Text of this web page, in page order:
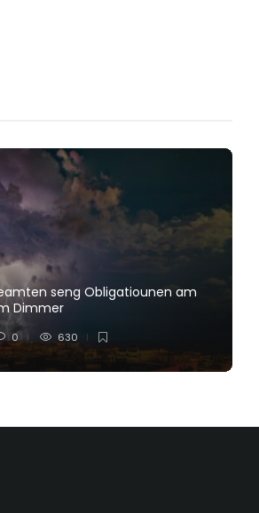
seng Obligatiounen am
Dimmer
0 630